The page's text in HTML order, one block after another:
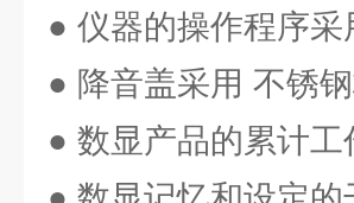
● 仪器的操作程序
● 降音盖采用 不锈
● 数显产品的累计工